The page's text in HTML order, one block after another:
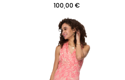
Prix
100,00 €